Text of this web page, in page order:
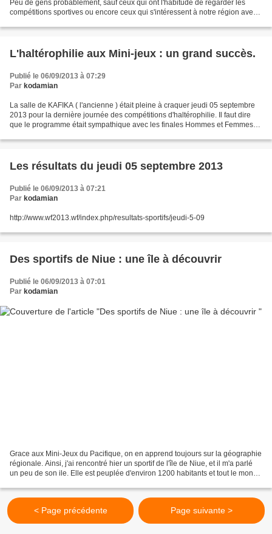
Peu de gens probablement, sauf ceux qui ont l'habitude de regarder les
compétitions sportives ou encore ceux qui s'intéressent à notre région avec
L'haltérophilie aux Mini-jeux : un grand succès.
Publié le 06/09/2013 à 07:29
Par kodamian
La salle de KAFIKA ( l'ancienne ) était pleine à craquer jeudi 05 septembre
2013 pour la dernière journée des compétitions d'haltérophilie. Il faut dire
que le programme était sympathique avec les finales Hommes et Femmes
Les résultats du jeudi 05 septembre 2013
Publié le 06/09/2013 à 07:21
Par kodamian
http://www.wf2013.wf/index.php/resultats-sportifs/jeudi-5-09
Des sportifs de Niue : une île à découvrir
Publié le 06/09/2013 à 07:01
Par kodamian
Grace aux Mini-Jeux du Pacifique, on en apprend toujours sur la géographie
régionale. Ainsi, j'ai rencontré hier un sportif de l'île de Niue, et il m'a parlé
un peu de son ile. Elle est peuplée d'environ 1200 habitants et tout le monde
< Page précédente Page suivante >